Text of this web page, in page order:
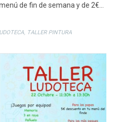
de fin de semana y de 2€…
, TALLER PINTURA